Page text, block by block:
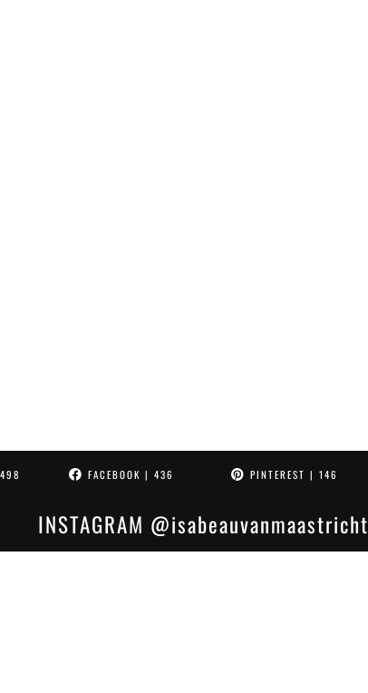
FACEBOOK | 436 PINTEREST | 146
INSTAGRAM @isabeauvanmaastricht